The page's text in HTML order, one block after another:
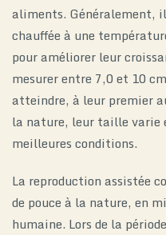
aliments. Généralement,
chauffée à une
pour améliorer leur
mesurer entre 7,0 et 10
atteindre, à leur premier
la nature, leur taille varie
meilleures conditions.
La reproduction assistée
de pouce à la nature, en
humaine. Lors de la